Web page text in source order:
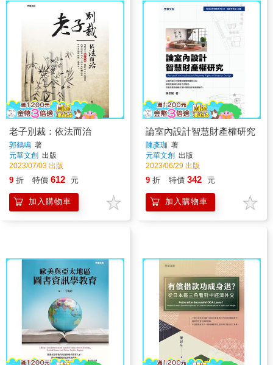
老子別裁：依法而治
郭鶴鳴 著
元華文創 出版
2023/07/03 出版
9 折 特價 612 元
加入購物車
論室內設計智慧財產權研究
陳彥珈 著
元華文創 出版
2023/06/29 出版
9 折 特價 342 元
加入購物車